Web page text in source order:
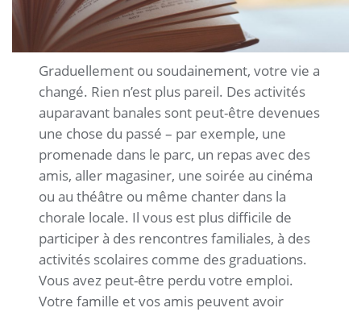
Graduellement ou soudainement, votre vie a
changé. Rien n’est plus pareil. Des activités
auparavant banales sont peut-être devenues
une chose du passé – par exemple, une
promenade dans le parc, un repas avec des
amis, aller magasiner, une soirée au cinéma
ou au théâtre ou même chanter dans la
chorale locale. Il vous est plus difficile de
participer à des rencontres familiales, à des
activités scolaires comme des graduations.
Vous avez peut-être perdu votre emploi.
Votre famille et vos amis peuvent avoir